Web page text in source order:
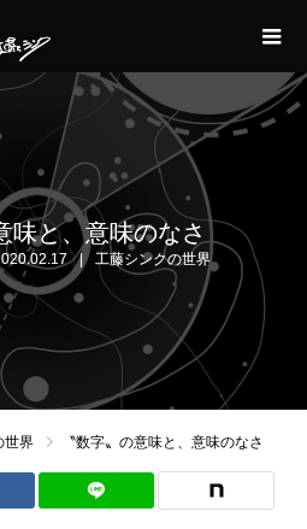
味と、意味のなさ
工藤シンクの世界
世界 〝数字〟の意味と、意味のなさ